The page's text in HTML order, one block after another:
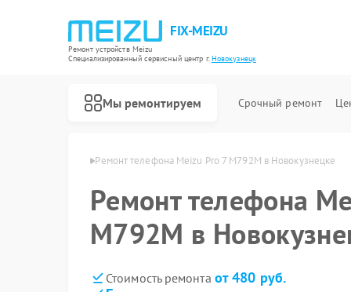
FIX-MEIZU
Ремонт устройств Meizu
Специализированный cервисный центр г.Новокузнецк
Мы ремонтируем Срочный ремонт
в Новокузнецке Ремонт телефона Meizu Pro 7 M792M в Новокузнецке
Ремонт телефона
M792M в
Стоимость ремонта от 480 руб.